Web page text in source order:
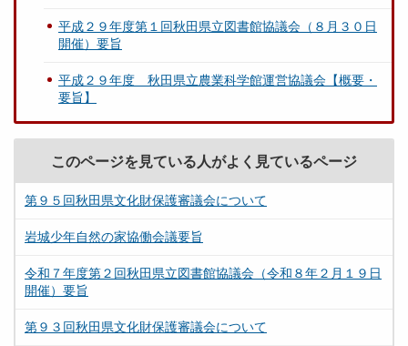
平成２９年度第１回秋田県立図書館協議会（８月３０日
開催）要旨
平成２９年度 秋田県立農業科学館運営協議会【概要・
要旨】
このページを見ている人がよく見ているページ
第９５回秋田県文化財保護審議会について
岩城少年自然の家協働会議要旨
令和７年度第２回秋田県立図書館協議会（令和８年２月１９日
開催）要旨
第９３回秋田県文化財保護審議会について